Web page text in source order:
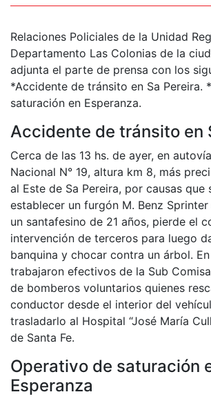
Relaciones Policiales de la Unidad
Departamento Las Colonias de la
adjunta el parte de prensa con los
*Accidente de tránsito en Sa Pereira.
saturación en Esperanza.
Accidente de tránsito en
Cerca de las 13 hs. de ayer, en
Nacional N° 19, altura km 8, más
al Este de Sa Pereira, por causas que
establecer un furgón M. Benz
un santafesino de 21 años, pierde el
intervención de terceros para luego
banquina y chocar contra un árbol.
trabajaron efectivos de la Sub
de bomberos voluntarios quienes
conductor desde el interior del
trasladarlo al Hospital “José María
de Santa Fe.
Operativo de saturación
Esperanza